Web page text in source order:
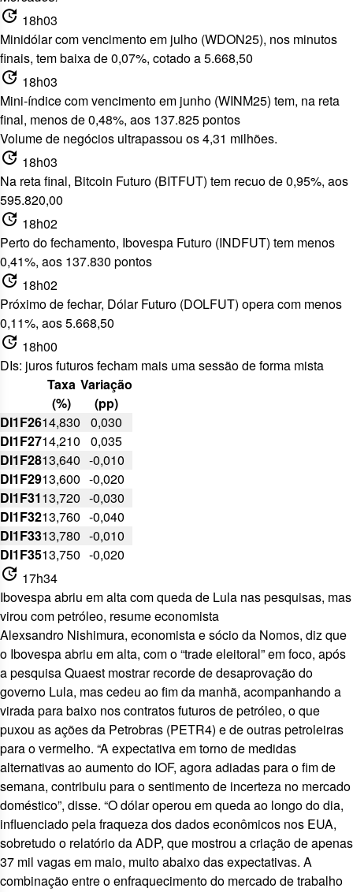
update 18h03
Minidólar com vencimento em julho (WDON25), nos minutos
finais, tem baixa de 0,07%, cotado a 5.668,50
update 18h03
Mini-índice com vencimento em junho (WINM25) tem, na reta
final, menos de 0,48%, aos 137.825 pontos
Volume de negócios ultrapassou os 4,31 milhões.
update 18h03
Na reta final, Bitcoin Futuro (BITFUT) tem recuo de 0,95%, aos
595.820,00
update 18h02
Perto do fechamento, Ibovespa Futuro (INDFUT) tem menos
0,41%, aos 137.830 pontos
update 18h02
Próximo de fechar, Dólar Futuro (DOLFUT) opera com menos
0,11%, aos 5.668,50
update 18h00
DIs: juros futuros fecham mais uma sessão de forma mista
Taxa
(%)
Variação
(pp)
DI1F2614,830
0,030
DI1F2714,210
0,035
DI1F2813,640 -0,010
DI1F2913,600 -0,020
DI1F3113,720 -0,030
DI1F3213,760 -0,040
DI1F3313,780 -0,010
DI1F3513,750 -0,020
update 17h34
Ibovespa abriu em alta com queda de Lula nas pesquisas, mas
virou com petróleo, resume economista
Alexsandro Nishimura, economista e sócio da Nomos, diz que
o Ibovespa abriu em alta, com o “trade eleitoral” em foco, após
a pesquisa Quaest mostrar recorde de desaprovação do
governo Lula, mas cedeu ao fim da manhã, acompanhando a
virada para baixo nos contratos futuros de petróleo, o que
puxou as ações da Petrobras (PETR4) e de outras petroleiras
para o vermelho. “A expectativa em torno de medidas
alternativas ao aumento do IOF, agora adiadas para o fim de
semana, contribuiu para o sentimento de incerteza no mercado
doméstico”, disse. “O dólar operou em queda ao longo do dia,
influenciado pela fraqueza dos dados econômicos nos EUA,
sobretudo o relatório da ADP, que mostrou a criação de apenas
37 mil vagas em maio, muito abaixo das expectativas. A
combinação entre o enfraquecimento do mercado de trabalho